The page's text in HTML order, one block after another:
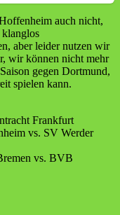
auch nicht,
aber leider nutzen wir
wir können nicht mehr
gegen Dortmund,
spielen kann.
Frankfurt
vs. SV Werder
vs. BVB